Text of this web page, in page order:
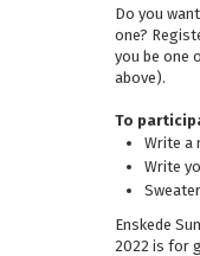
Do you
one?
you be one
above).
To
Write a
Write
Enskede
2022 is for